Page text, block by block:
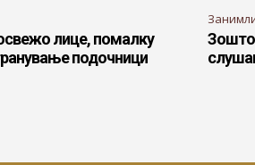
лице, помалку
подочници
Зошто